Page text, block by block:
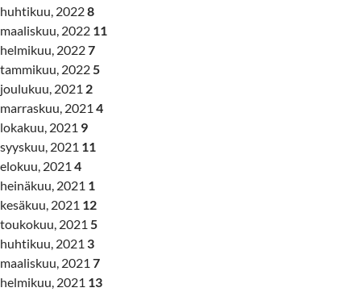
huhtikuu, 20228
maaliskuu, 2022 11
helmikuu, 20227
tammikuu, 2022 5
joulukuu, 2021 2
marraskuu, 2021 4
lokakuu, 2021 9
syyskuu, 2021 11
elokuu, 2021 4
heinäkuu, 2021 1
kesäkuu, 2021 12
toukokuu, 2021 5
huhtikuu, 2021 3
maaliskuu, 2021 7
helmikuu, 2021 13